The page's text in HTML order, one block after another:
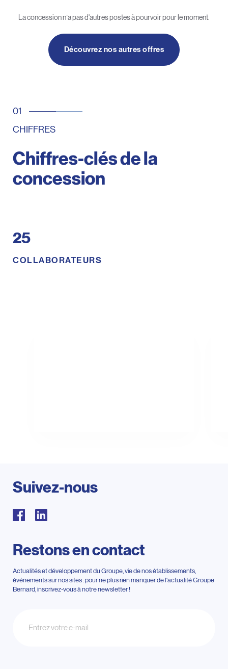
La concession n’a pas d'autres postes à pourvoir pour le moment.
Découvrez nos autres offres
CHIFFRES
Chiffres-clés de la
concession
25
COLLABORATEURS
Suivez-nous
Restons en contact
Actualités et développement du Groupe, vie de nos établissements,
événements sur nos sites : pour ne plus rien manquer de l'actualité Groupe
Bernard, inscrivez-vous à notre newsletter !